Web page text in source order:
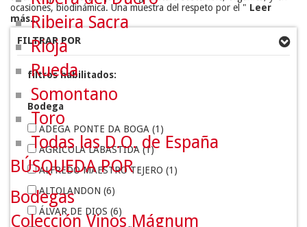
ocasiones, biodinámica. Una muestra del respeto por el " Leer
más...
FILTRAR POR
filtros habilitados:
Bodega
ADEGA PONTE DA BOGA (1)
AGRÍCOLA LABASTIDA (1)
ALFREDO MAESTRO TEJERO (1)
ALTOLANDON (6)
ÁLVAR DE DIOS (6)
Ribeira Sacra
Rioja
Rueda
Somontano
Toro
Todas las D.O. de España
BÚSQUEDA POR
Bodegas
Colección Vinos Mágnum